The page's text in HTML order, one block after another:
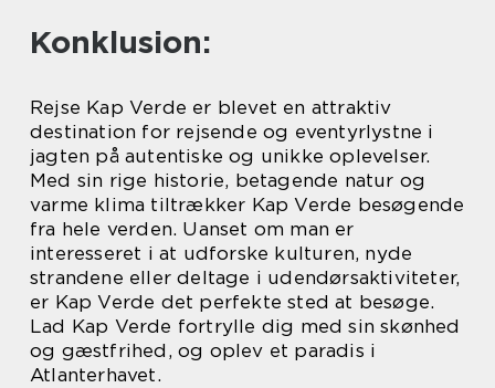
Konklusion:
Rejse Kap Verde er blevet en attraktiv
destination for rejsende og eventyrlystne i
jagten på autentiske og unikke oplevelser.
Med sin rige historie, betagende natur og
varme klima tiltrækker Kap Verde besøgende
fra hele verden. Uanset om man er
interesseret i at udforske kulturen, nyde
strandene eller deltage i udendørsaktiviteter,
er Kap Verde det perfekte sted at besøge.
Lad Kap Verde fortrylle dig med sin skønhed
og gæstfrihed, og oplev et paradis i
Atlanterhavet.